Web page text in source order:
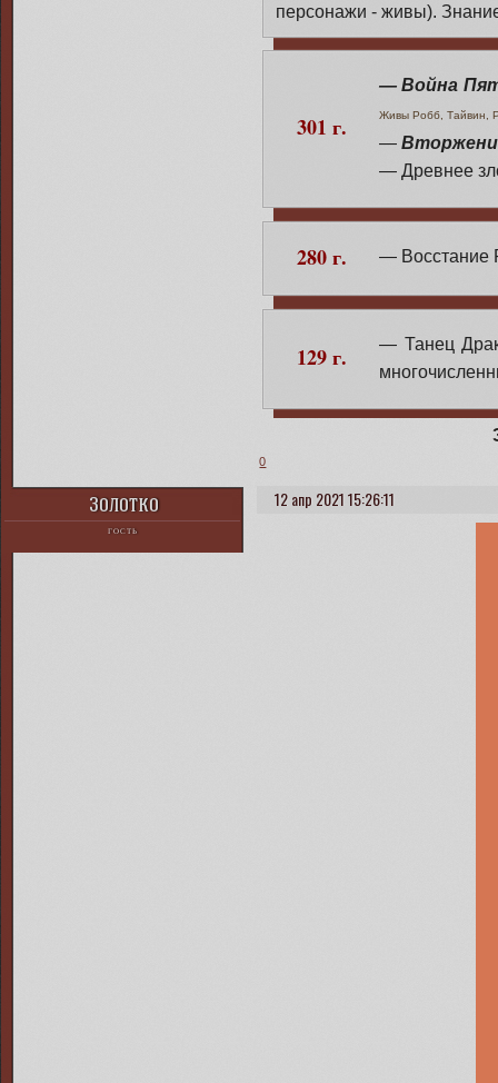
персонажи - живы).
301 г.
— Война
Живы Робб, Тайвин,
—
— Древнее
280 г. — Восстание
129 г.
— Танец
0
12 апр 2021 15:26:11
Золотко
ГОСТЬ